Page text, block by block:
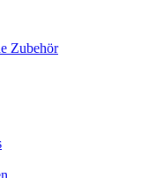
Zubehör